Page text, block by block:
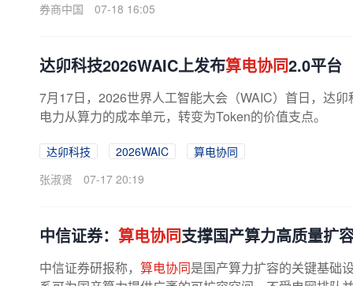
券商中国
07-18 16:05
达卯科技2026WAIC上发布算电协同2.0平台
7月17日，2026世界人工智能大会（WAIC）首日，达卯
电力从算力的成本单元，转变为Token的价值支点。
达卯科技 2026WAIC
算电协同
张淑贤
07-17 20:19
中信证券： 算电协同支撑国产算力高质量扩
中信证券研报称， 算电协同是国产算力扩容的关键基础